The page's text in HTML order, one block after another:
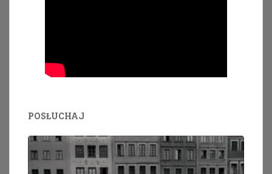
POSŁUCHAJ
Odtwarzacz
dźwiękowych